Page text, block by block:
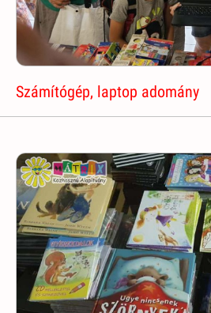
Számítógép, laptop adomány